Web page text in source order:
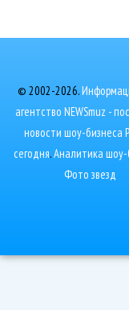
© 2002-2026.
агентство NEWSmuz -
новости шоу-бизнеса
сегодня.Аналитика шоу-
Фото звезд